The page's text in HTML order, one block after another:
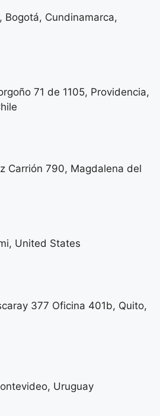
Bogotá, Cundinamarca,
71 de 1105, Providencia,
Carrión 790, Magdalena del
United States
377 Oficina 401b, Quito,
Uruguay